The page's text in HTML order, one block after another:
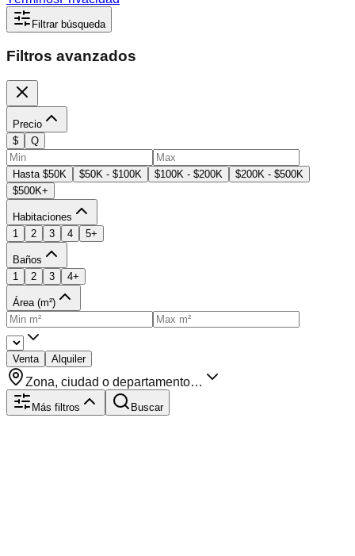
Filtrar búsqueda
Filtros avanzados
Precio
$
Q
Hasta $50K $50K - $100K $100K - $200K
$200K - $500K
$500K+
Habitaciones
1
2 3 4 5+
Baños
1
2 3 4+
Área (m²)
Venta Alquiler
Zona, ciudad o departamento…
Más filtros Buscar